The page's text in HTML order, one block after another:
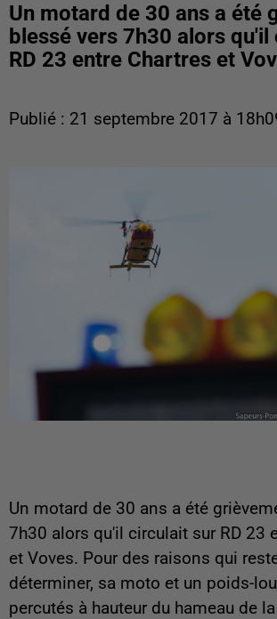
Un motard de 30 ans a été
blessé vers 7h30 alors
RD 23 entre Chartres et
Publié : 21 septembre 2017 à
Un motard de 30 ans a été
7h30 alors qu'il circulait sur RD 23
et Voves. Pour des raisons qui
déterminer, sa moto et un poids-
percutés à hauteur du hameau de